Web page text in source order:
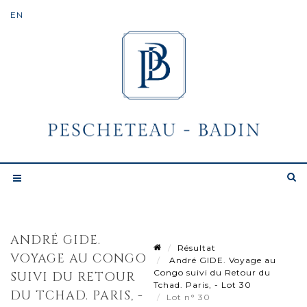
ANDRÉ GIDE.
VOYAGE AU CONGO
SUIVI DU RETOUR
DU TCHAD. PARIS, -
Résultat
André GIDE. Voyage au
Congo suivi du Retour du
Tchad. Paris, - Lot 30
Lot n° 30